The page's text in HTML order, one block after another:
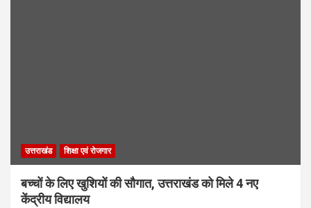
उत्तराखंड शिक्षा एवं रोजगार
बच्चों के लिए खुशियों की सौगात, उत्तराखंड को मिले 4 नए
केंद्रीय विद्यालय